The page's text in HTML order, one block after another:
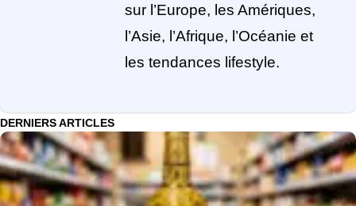
sur l’Europe, les Amériques,
l’Asie, l’Afrique, l’Océanie et
les tendances lifestyle.
DERNIERS ARTICLES